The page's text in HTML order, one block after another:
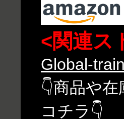
<関連ス
Global-
👇商品や
コチラ👇